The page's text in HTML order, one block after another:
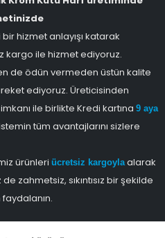
hizmet anlayışı katarak
kargo ile hizmet ediyoruz.
de ödün vermeden üstün kalite
ediyoruz. Üreticisinden
ile birlikte Kredi kartına 9 aya
tüm avantajlarını sizlere
ürünleri ücretsiz kargoylaalarak
zahmetsiz, sıkıntısız bir şekilde